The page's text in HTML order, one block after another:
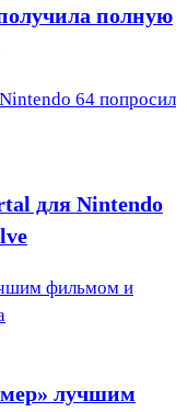
полную
64 попросил
для Nintendo
фильмом и
лучшим